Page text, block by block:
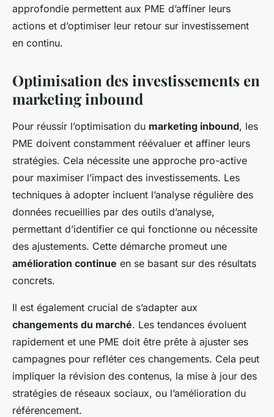
approfondie permettent aux PME d’affiner leurs
actions et d’optimiser leur retour sur investissement
en continu.
Optimisation des investissements en
marketing inbound
Pour réussir l’optimisation du marketing inbound, les
PME doivent constamment réévaluer et affiner leurs
stratégies. Cela nécessite une approche pro-active
pour maximiser l’impact des investissements. Les
techniques à adopter incluent l’analyse régulière des
données recueillies par des outils d’analyse,
permettant d’identifier ce qui fonctionne ou nécessite
des ajustements. Cette démarche promeut une
amélioration continue en se basant sur des résultats
concrets.
Il est également crucial de s’adapter aux
changements du marché. Les tendances évoluent
rapidement et une PME doit être prête à ajuster ses
campagnes pour refléter ces changements. Cela peut
impliquer la révision des contenus, la mise à jour des
stratégies de réseaux sociaux, ou l’amélioration du
référencement.